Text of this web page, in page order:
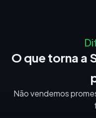
O que torna a
Não vendemos